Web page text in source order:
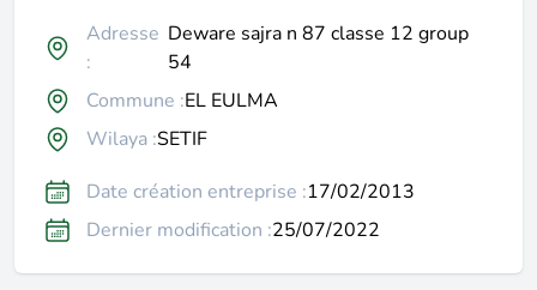
Adresse
:
Deware sajra n 87 classe 12 group
54
Commune :EL EULMA
Wilaya :SETIF
Date création entreprise :17/02/2013
Dernier modification :25/07/2022